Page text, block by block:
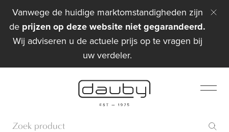
Vanwege de huidige marktomstandigheden zijn
de prijzen op deze website niet gegarandeerd.
Wij adviseren u de actuele prijs op te vragen bij
uw verdeler.